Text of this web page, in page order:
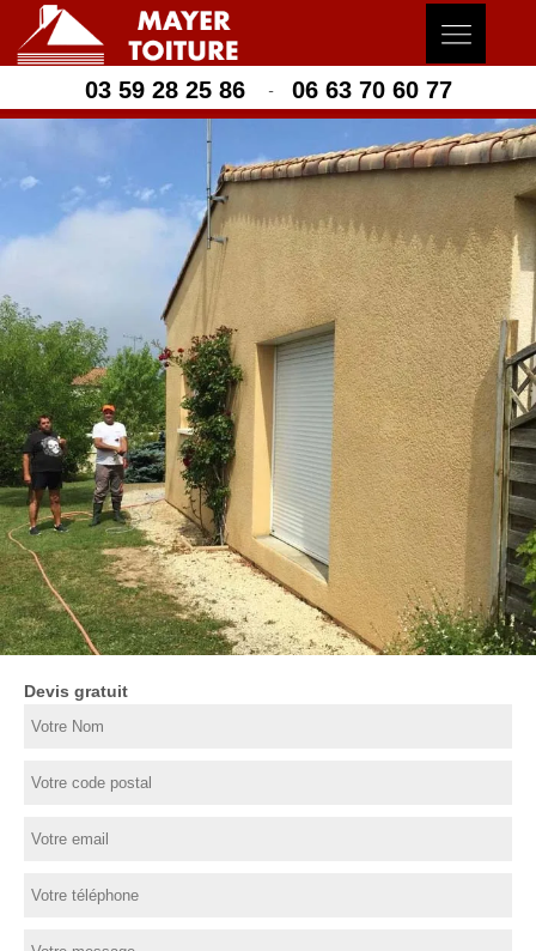
03 59 28 25 86 - 06 63 70 60 77
Devis gratuit